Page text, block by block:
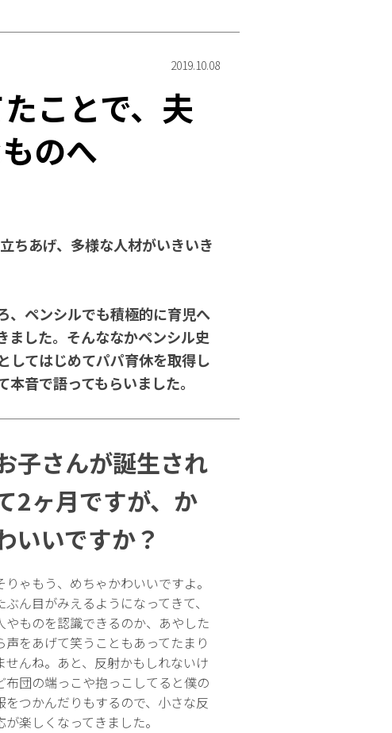
2019.10.08
ことで、夫
のへ
ちあげ、多様な人材がいきいき
、ペンシルでも積極的に育児へ
ました。そんななかペンシル史
してはじめてパパ育休を取得し
音で語ってもらいました。
子さんが誕生され
2ヶ月ですが、か
いいですか？
りゃもう、めちゃかわいいですよ。
ぶん目がみえるようになってきて、
やものを認識できるのか、あやした
声をあげて笑うこともあってたまり
せんね。あと、反射かもしれないけ
布団の端っこや抱っこしてると僕の
をつかんだりもするので、小さな反
が楽しくなってきました。